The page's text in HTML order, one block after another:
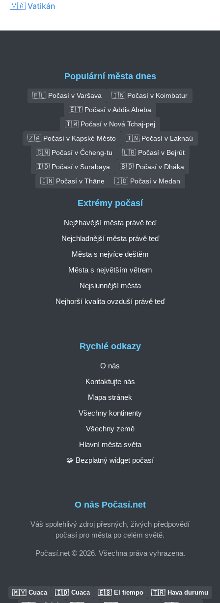
🇻🇦 Vatikán
Populární města dnes
🇵🇱 Počasí v Varšava
🇮🇳 Počasí v Koimbatur
🇪🇹 Počasí v Addis Abeba
🇹🇼 Počasí v Nová Tchaj-pej
🇿🇦 Počasí v Kapské Město
🇮🇳 Počasí v Laknaú
🇨🇳 Počasí v Čcheng-tu
🇱🇧 Počasí v Bejrút
🇮🇩 Počasí v Surabaya
🇧🇩 Počasí v Dháka
🇮🇳 Počasí v Thāne
🇮🇩 Počasí v Medan
O nás Počasí.net
Váš spolehlivý zdroj přesných, živých předpovědí
počasí pro města po celém světě.
Počasí.net © 2026. Všechna práva vyhrazena.
Rychlé odkazy
O nás
Kontaktujte nás
Mapa stránek
Všechny kontinenty
Všechny země
Hlavní města světa
🧩 Bezplatný widget počasí
Extrémy počasí
Nejžhavější města právě teď
Nejchladnější města právě teď
Města s nejvíce deštěm
Města s největším větrem
Nejslunnější města
Nejhorší kvalita ovzduší právě teď
🇲🇾 Cuaca 🇮🇩 Cuaca 🇪🇸 El tiempo 🇹🇷 Hava durumu